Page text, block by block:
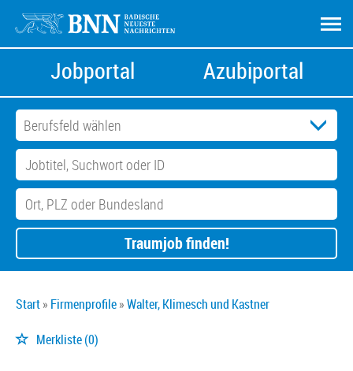
Jobportal Azubiportal
Traumjob finden!
Start Firmenprofile Walter, Klimesch und Kastner
Merkliste(0)